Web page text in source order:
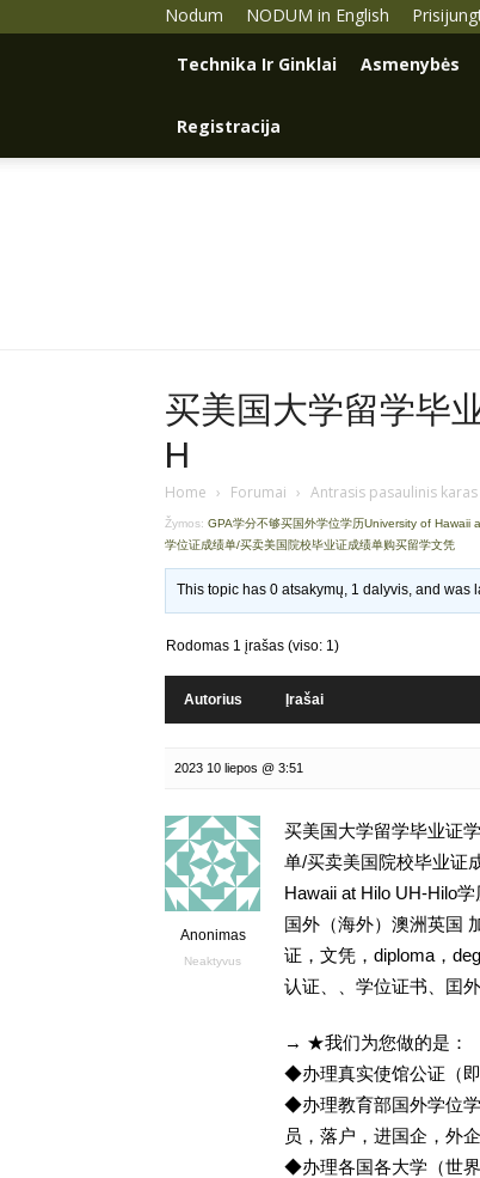
Nodum NODUM in English
Technika Ir Ginklai Asmenybės
Registracija
买美国大学留学毕
H
Home › Forumai › Antrasis pasaulinis
Žymos: GPA学分不够买国外学位学历University of Hawaii
学位证成绩单/买卖美国院校毕业证成绩单购买留学文凭
This topic has 0 atsakymų, 1 dalyvis, and was
Rodomas 1 įrašas (viso: 1)
Autorius Įrašai
2023 10 liepos @ 3:51
Anonimas
Neaktyvus
买美国大学留学毕业证
单/买卖美国院校毕业证
Hawaii at Hilo UH-Hilo
国外（海外）澳洲英国
证，文凭，diploma，
认证、、学位证书、囯
→ ★我们为您做的是：
◆办理真实使馆公证（
◆办理教育部国外学位
员，落户，进国企，外
◆办理各国各大学（世